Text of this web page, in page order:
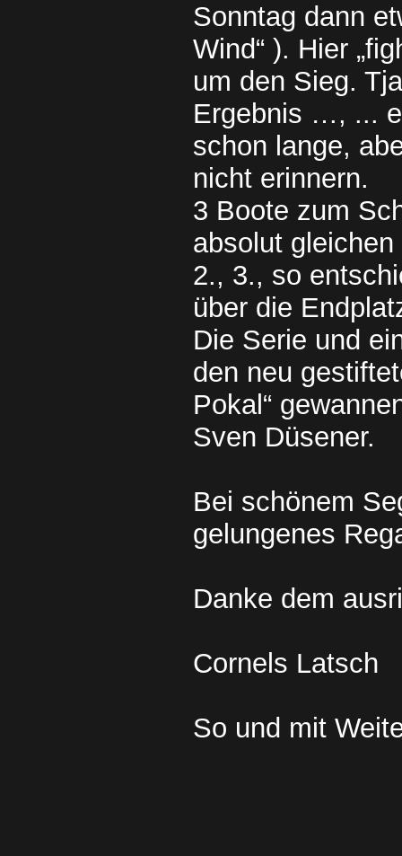
Sonntag dann
Wind“ ). Hier
um den Sieg.
Ergebnis …, ...
schon lange,
nicht erinnern.
3 Boote zum
absolut
2., 3., so
über die
Die Serie und
den neu
Pokal“
Sven Düsener.
Bei schönem
gelungenes
Danke dem
Cornels Latsch
So und mit